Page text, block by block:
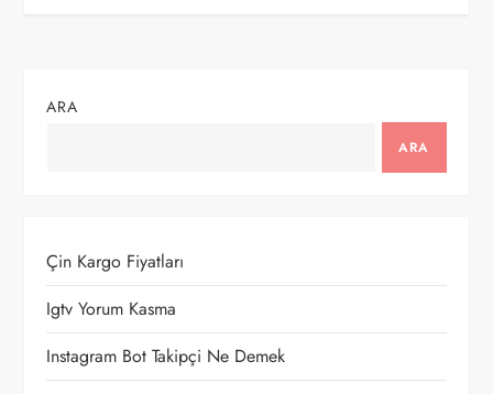
e
n
m
ARA
ARA
Çin Kargo Fiyatları
Igtv Yorum Kasma
Instagram Bot Takipçi Ne Demek